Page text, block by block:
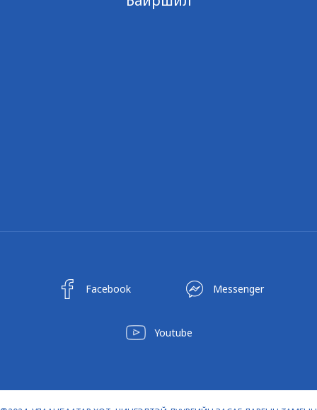
Facebook Messenger
Youtube